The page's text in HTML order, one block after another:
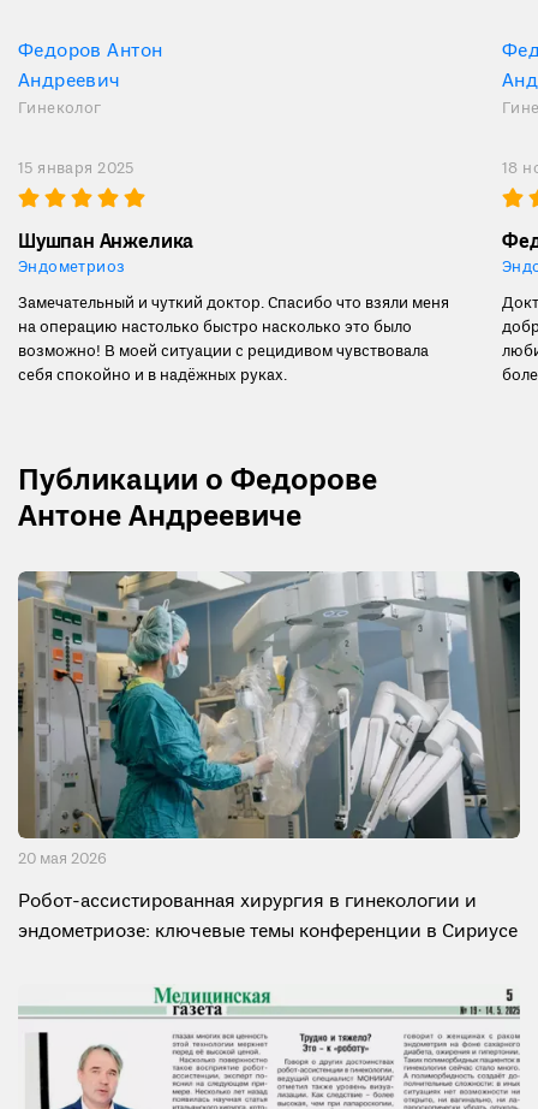
Федоров Антон
Андреевич
Гинеколог
15 января 2025
Шушпан Анжелика
Эндометриоз
Замечательный и чуткий доктор. Спасибо что взяли меня
на операцию настолько быстро насколько это было
возможно! В моей ситуации с рецидивом чувствовала
себя спокойно и в надёжных руках.
18
Публикации о Федорове
Антоне Андреевиче
20 мая 2026
Робот-ассистированная хирургия в гинекологии и
эндометриозе: ключевые темы конференции в Сириусе